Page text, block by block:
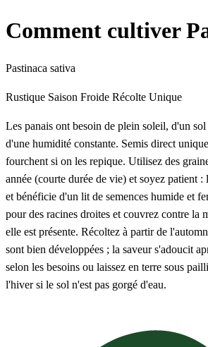
Comment cultiver
Pastinaca sativa
Rustique Saison Froide Récolte Unique
Les panais ont besoin de plein soleil, d'un
d'une humidité constante. Semis direct
fourchent si on les repique. Utilisez des
année (courte durée de vie) et soyez patient :
et bénéficie d'un lit de semences humide et
pour des racines droites et couvrez contre la
elle est présente. Récoltez à partir de
sont bien développées ; la saveur s'adoucit
selon les besoins ou laissez en terre sous
l'hiver si le sol n'est pas gorgé d'eau.